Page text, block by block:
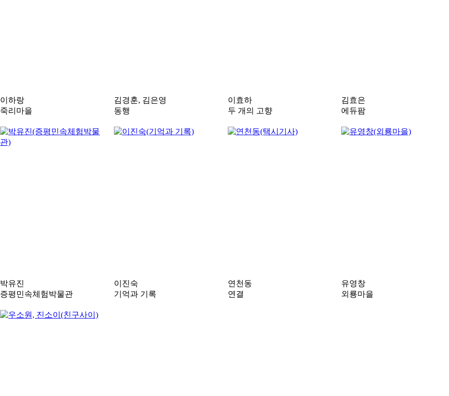
이하랑
죽리마을
김경훈, 김은영
동행
이효하
두 개의 고향
김효은
에듀팜
박유진
증평민속체험박물관
이진숙
기억과 기록
연천동
연결
유영창
외룡마을